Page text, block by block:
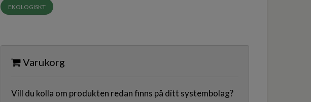
EKOLOGISKT
Varukorg
Vill du kolla om produkten redan finns på ditt systembolag?